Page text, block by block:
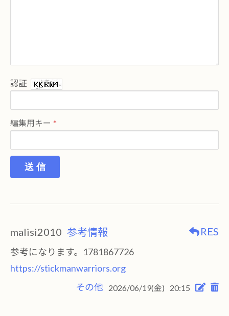
認証
編集用キー
送 信
malisi2010 参考情報 RES
参考になります。1781867726
https://stickmanwarriors.org
その他
2026/06/19(金) 20:15